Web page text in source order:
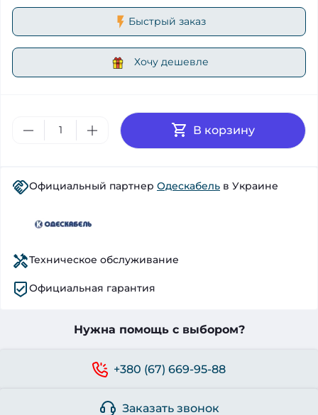
Быстрый заказ
Хочу дешевле
В корзину
Официальный партнер Одескабель в Украине
Техническое обслуживание
Официальная гарантия
Нужна помощь с выбором?
+380 (67) 669-95-88
Заказать звонок